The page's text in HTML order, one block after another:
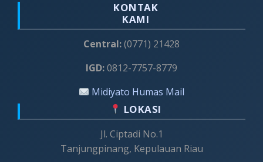
KONTAK
KAMI
Central:(0771) 21428
IGD:0812-7757-8779
Midiyato Humas Mail
LOKASI
Jl. Ciptadi No.1
Tanjungpinang, Kepulauan Riau